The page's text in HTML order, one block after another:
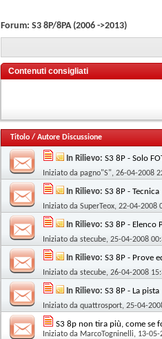
Forum: S3 8P/8PA (2006 ->2013)
Contenuti consigliati
Titolo / Autore Discussione
In Rilievo: S3 8P - Solo
Iniziato da pagno"S", 26-04-2008
In Rilievo: S3 8P - Tecnica
Iniziato da SuperTeox, 22-04-2008
In Rilievo: S3 8P - Elenco
Iniziato da stecube, 25-04-2008
In Rilievo: S3 8P - Prove
Iniziato da stecube, 26-04-2008
In Rilievo: S3 8P - La pista
Iniziato da quattrosport, 25-04-
S3 8p non tira più, come se
Iniziato da MarcoTogninelli, 13-05-